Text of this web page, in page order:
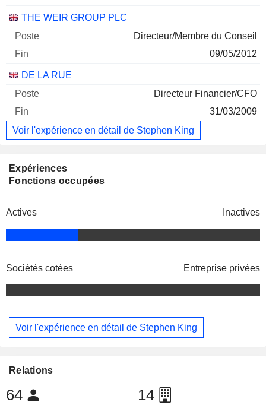
THE WEIR GROUP PLC
Directeur/Membre du Conseil
09/05/2012
DE LA RUE
Directeur Financier/CFO
31/03/2009
Voir l'expérience en détail de Stephen King
Expériences
Fonctions occupées
Actives Inactives
Sociétés cotées Entreprise privées
Voir l'expérience en détail de Stephen King
Relations
64 14